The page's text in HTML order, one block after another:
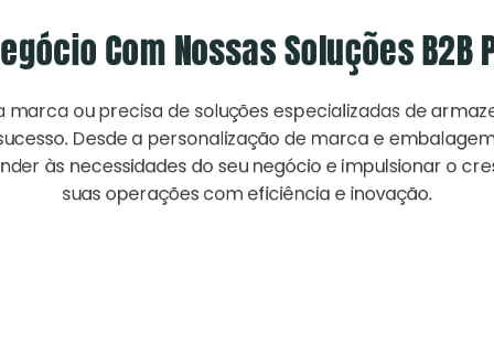
Com Nossas Soluções
ou precisa de soluções especializadas de
Desde a personalização de marca e
às necessidades do seu negócio e impulsionar o
suas operações com eficiência e inovação.